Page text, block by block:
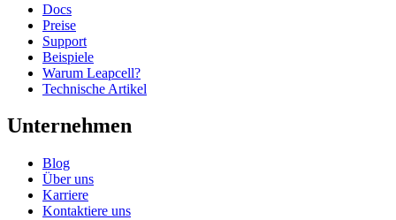
Docs
Preise
Support
Beispiele
Warum Leapcell?
Technische Artikel
Unternehmen
Blog
Über uns
Karriere
Kontaktiere uns